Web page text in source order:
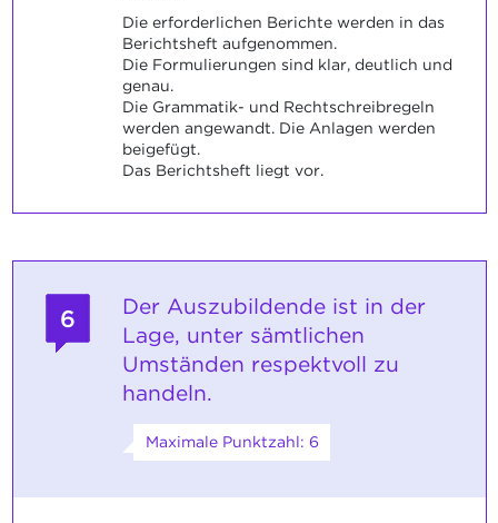
Die erforderlichen Berichte werden in das
Berichtsheft aufgenommen.
Die Formulierungen sind klar, deutlich und
genau.
Die Grammatik- und Rechtschreibregeln
werden angewandt. Die Anlagen werden
beigefügt.
Das Berichtsheft liegt vor.
6
Der Auszubildende ist in der
Lage, unter sämtlichen
Umständen respektvoll zu
handeln.
Maximale Punktzahl: 6